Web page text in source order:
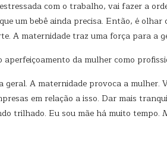
com o trabalho, vai fazer a
um bebê ainda precisa. Então, é
A maternidade traz uma força para a
da mulher como
geral. A maternidade provoca a
em relação a isso. Dar mais
trilhado. Eu sou mãe há muito